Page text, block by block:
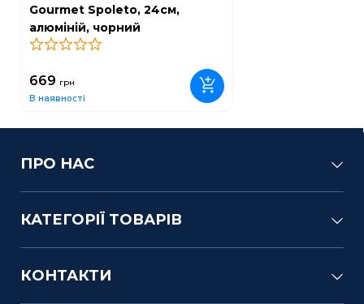
Gourmet Spoleto, 24см,
алюміній, чорний
669 грн
В наявності
ПРО НАС
КАТЕГОРІЇ ТОВАРІВ
КОНТАКТИ